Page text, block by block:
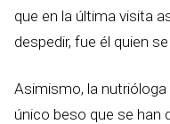
que en la última visita
despedir, fue él quien
Asimismo, la nutrióloga
único beso que se han